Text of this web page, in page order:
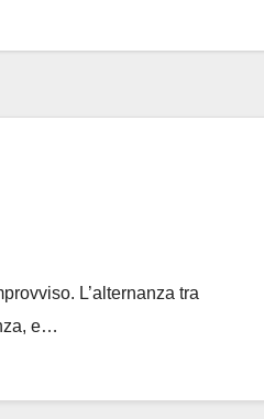
L’alternanza tra
e…